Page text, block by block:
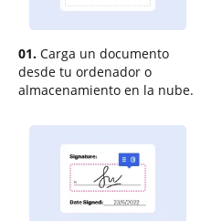
01. Carga un documento
desde tu ordenador o
almacenamiento en la nube.